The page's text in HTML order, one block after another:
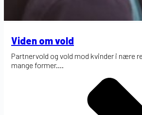
Viden om vold
Partnervold og vold mod kvinder i nære
mange former....